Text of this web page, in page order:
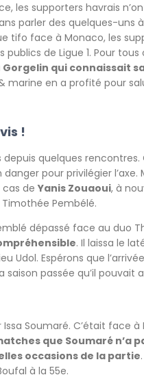
les supporters havrais
parler des quelques-uns
tifo face à Monaco, les
de Ligue 1. Pour tous
qui connaissait
marine en a profité pour
!
quelques
pour privilégier l’axe.
de Yanis Zouaoui, à
Pembélé.
dépassé face au duo
. Il laissa le
Udol. Espérons que
passée qu’il pouvait
Soumaré. C’était face
que Soumaré n’a
occasions de la partie
à la 55e.